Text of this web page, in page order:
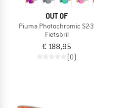
OUT OF
Piuma Photochromic S2-3
Fietsbril
€ 188,95
(0)